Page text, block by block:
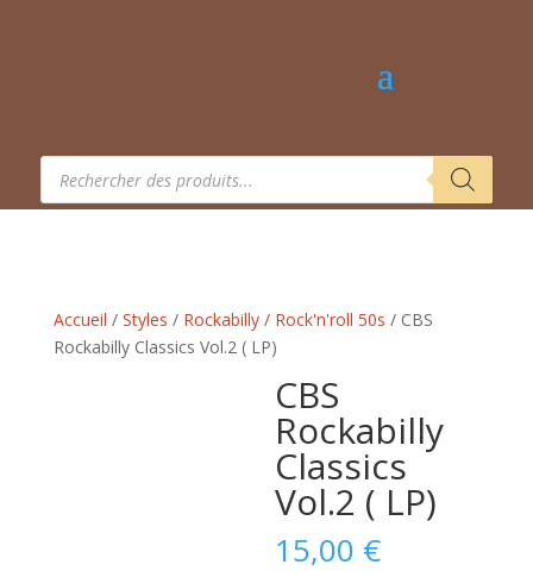
Recherche
produits
Accueil / Styles / Rockabilly / Rock'n'roll 50s / CBS
Rockabilly Classics Vol.2 ( LP)
CBS
Rockabilly
Classics
Vol.2 ( LP)
15,00 €